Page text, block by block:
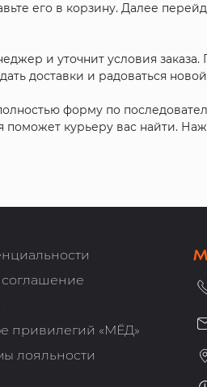
его в корзину. Далее
и уточнит условия
доставки и радоваться
форму по
поможет курьеру вас найти.
соглашение
привилегий «МЁД»
лояльности